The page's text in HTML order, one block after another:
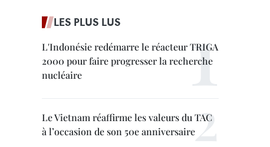
LES PLUS LUS
L'Indonésie redémarre le réacteur TRIGA
2000 pour faire progresser la recherche
nucléaire
Le Vietnam réaffirme les valeurs du TAC
à l’occasion de son 50e anniversaire